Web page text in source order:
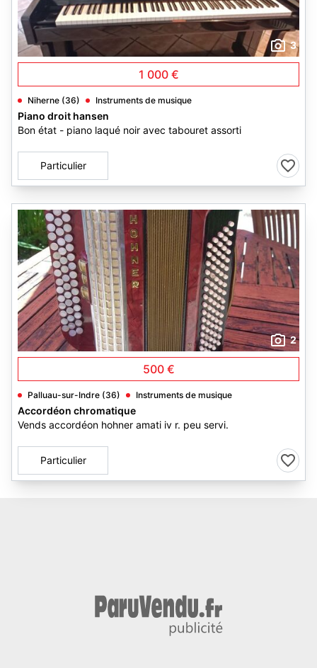
3
1 000 €
Niherne (36) Instruments de musique
Piano droit hansen
Bon état - piano laqué noir avec tabouret assorti
Particulier
2
500 €
Palluau-sur-Indre (36) Instruments de musique
Accordéon chromatique
Vends accordéon hohner amati iv r. peu servi.
Particulier